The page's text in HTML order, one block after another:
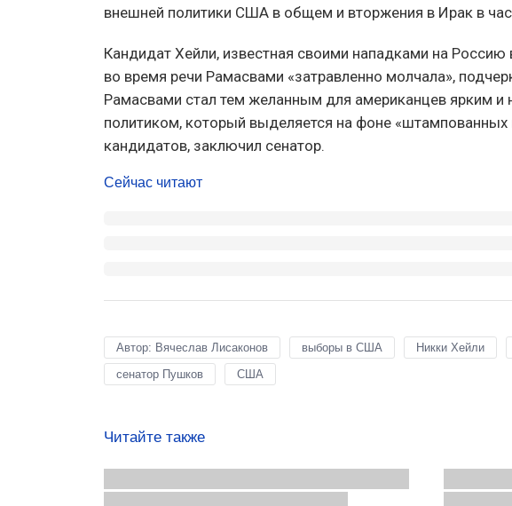
внешней политики США в общем и вторжения в Ирак в
Кандидат Хейли, известная своими нападками на
во время речи Рамасвами «затравленно молчала»,
Рамасвами стал тем желанным для американцев ярким и
политиком, который выделяется на фоне «штампованных
кандидатов, заключил сенатор.
Сейчас читают
Автор: Вячеслав Лисаконов выборы в США Никки Хейли
сенатор Пушков
США
Читайте также